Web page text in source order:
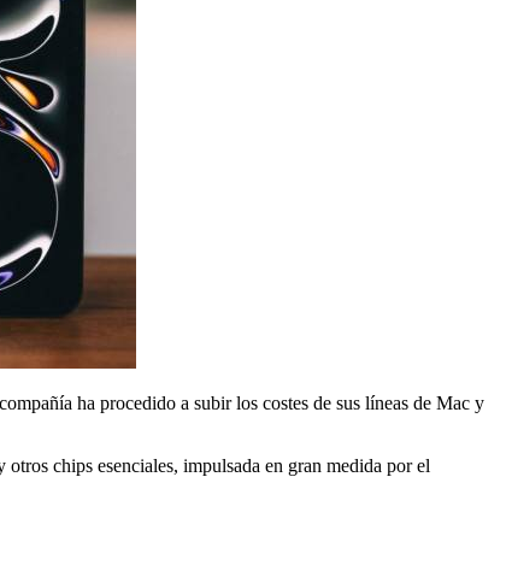
ha procedido a subir los costes de sus líneas de Mac y
chips esenciales, impulsada en gran medida por el